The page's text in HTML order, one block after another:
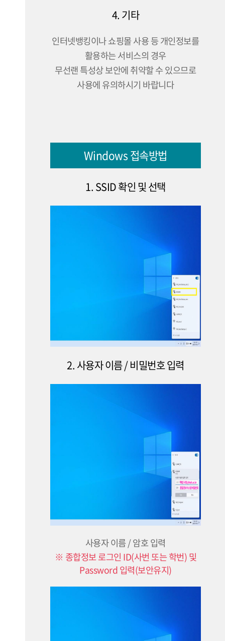
4. 기타
인터넷뱅킹이나 쇼핑몰 사용 등 개인정보를
활용하는 서비스의 경우
무선랜 특성상 보안에 취약할 수 있으므로
사용에 유의하시기 바랍니다
Windows 접속방법
1. SSID 확인 및 선택
2. 사용자 이름 / 비밀번호 입력
사용자 이름 / 암호 입력
※ 종합정보 로그인 ID(사번 또는 학번) 및
Password 입력(보안유지)